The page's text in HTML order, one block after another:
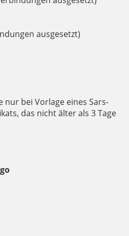
ausgesetzt)
nur bei Vorlage eines Sars-
das nicht älter als 3 Tage